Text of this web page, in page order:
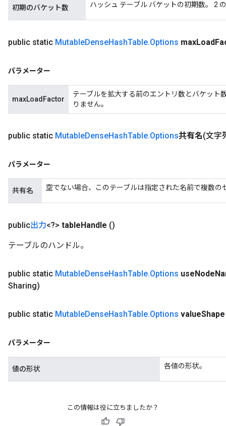
初期のバケット数 ハッシュ テーブル バケットの初期数。 2
public static MutableDenseHashTable.Options maxLoad
パラメーター
maxLoadFactor
テーブルを拡大する前のエントリ数とバケット
りません。
public static MutableDenseHashTable.Options共有名(文字
パラメーター
共有名 空でない場合、このテーブルは指定された名前で複数の
public出力<?> tableHandle ()
テーブルのハンドル。
public static MutableDenseHashTable.Options useNode
Sharing)
public static MutableDenseHashTable.Options valueShape
パラメーター
値の形状 各値の形状。
この情報は役に立ちましたか？